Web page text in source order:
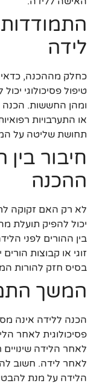
לידה
כחלק מההכנה, כדאי
טיפול פסיכולוגי
ומהן החששות. הכנה
או התערבויות
תחושת שליטה על
חיבור
ההכנה
לא רק האם זקוקה
יכול להפיק תועלת
בין ההורים לפני
זוגי או קבוצות
בסיס חזק להורות
המשך
הכנה ללידה אינה
פסיכולוגית לאחר
לאחר הלידה שינויים
לאחר לידה. חשוב
הלידה על מנת